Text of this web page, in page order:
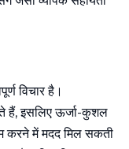
विचार है।
हैं, इसलिए ऊर्जा-कुशल
करने में मदद मिल सकती